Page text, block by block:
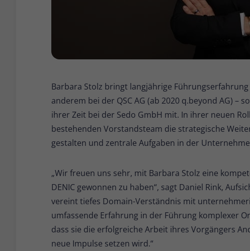
Barbara Stolz bringt langjährige
anderem bei der QSC AG (ab 2020 q.beyond AG) –
ihrer Zeit bei der Sedo GmbH mit. In ihrer neuen
bestehenden Vorstandsteam die strategische
gestalten und zentrale Aufgaben in der
„Wir freuen uns sehr, mit Barbara Stolz eine
DENIC gewonnen zu haben“, sagt Daniel Rink,
vereint tiefes Domain-Verständnis mit
umfassende Erfahrung in der Führung komplexer
dass sie die erfolgreiche Arbeit ihres Vorgängers
neue Impulse setzen wird.“